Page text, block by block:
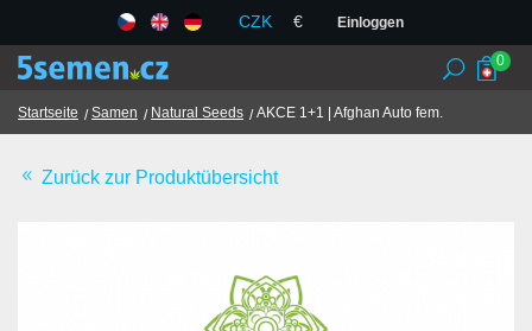
CZK € Einloggen
Samenbanken
Chili
TCM
0
Startseite Samen Natural Seeds AKCE 1+1 | Afghan Auto fem.
Zurück zur Produktübersicht